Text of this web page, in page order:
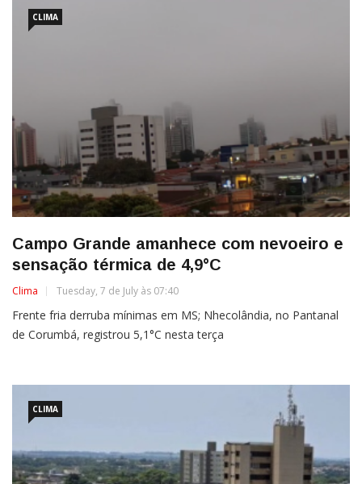
CLIMA
Campo Grande amanhece com nevoeiro e
sensação térmica de 4,9°C
Clima Tuesday, 7 de July às 07:40
Frente fria derruba mínimas em MS; Nhecolândia, no Pantanal
de Corumbá, registrou 5,1°C nesta terça
CLIMA